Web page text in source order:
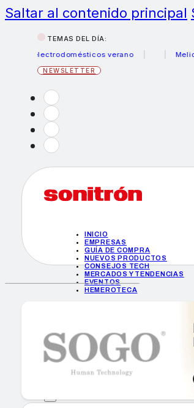
Saltar al contenido principal
TEMAS DEL DÍA:
electrodomésticos verano
Meliconi
NEWSLETTER
INICIO
EMPRESAS
GUÍA DE COMPRA
NUEVOS PRODUCTOS
CONSEJOS TECH
MERCADOS Y TENDENCIAS
EVENTOS
HEMEROTECA
GUÍA DE COMPRA
NUEVOS PRODUCTOS
CONSEJOS TECH
MERCADOS Y TENDENCIAS
HEMEROTECA